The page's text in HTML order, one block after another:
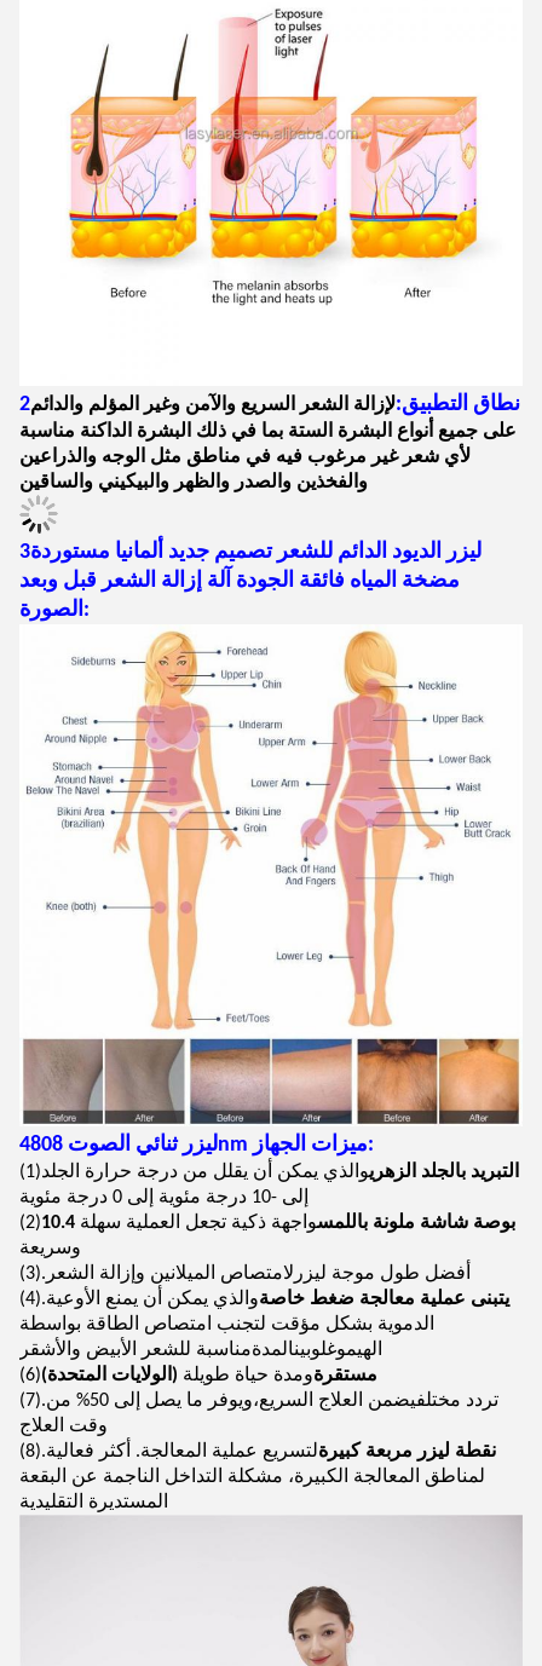
2نطاق التطبيق:لإزالة الشعر السريع والآمن وغير المؤلم والدائم
على جميع أنواع البشرة الستة بما في ذلك البشرة الداكنة مناسبة
لأي شعر غير مرغوب فيه في مناطق مثل الوجه والذراعين
والفخذين والصدر والظهر والبيكيني والساقين
3ليزر الديود الدائم للشعر تصميم جديد ألمانيا مستوردة
مضخة المياه فائقة الجودة آلة إزالة الشعر قبل وبعد
الصورة:
4ليزر ثنائي الصوت 808nm ميزات الجهاز:
(1) التبريد بالجلد الزهريوالذي يمكن أن يقلل من درجة حرارة الجلد
إلى -10 درجة مئوية إلى 0 درجة مئوية
(2)
10.4 بوصة شاشة ملونة باللمسواجهة ذكية تجعل العملية سهلة
وسريعة
(3).
أفضل طول موجة ليزر لامتصاص الميلانين وإزالة الشعر
(4).
يتبنى عملية معالجة ضغط خاصةوالذي يمكن أن يمنع الأوعية
الدموية بشكل مؤقت لتجنب امتصاص الطاقة بواسطة
الهيموغلوبينالمدةمناسبة للشعر الأبيض والأشقر
(6)
(الولايات المتحدة) مستقرةومدة حياة طويلة
(7).
تردد مختلف
يضمن العلاج السريع،ويوفر ما يصل إلى 50% من
وقت العلاج
(8).
نقطة ليزر مربعة كبيرةلتسريع عملية المعالجة. أكثر فعالية
لمناطق المعالجة الكبيرة، مشكلة التداخل الناجمة عن البقعة
المستديرة التقليدية